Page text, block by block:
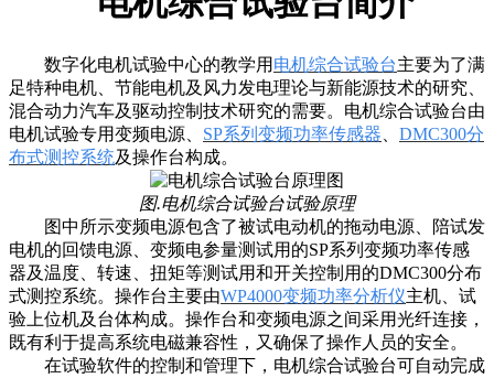
数字化电机试验中心的教学用 电机综合试验台主要为了满
足特种电机、节能电机及风力发电理论与新能源技术的研究、
混合动力汽车及驱动控制技术研究的需要。电机综合试验台由
电机试验专用变频电源、 SP系列变频功率传感器
DMC300分
布式测控系统及操作台构成。
图.电机综合试验台试验原理
图中所示变频电源包含了被试电动机的拖动电源、陪试发
电机的回馈电源、变频电参量测试用的SP系列变频功率传感
器及温度、转速、扭矩等测试用和开关控制用的DMC300分布
式测控系统。操作台主要由WP4000变频功率分析仪主机、试
验上位机及台体构成。操作台和变频电源之间采用光纤连接，
既有利于提高系统电磁兼容性，又确保了操作人员的安全。
在试验软件的控制和管理下，电机综合试验台可自动完成